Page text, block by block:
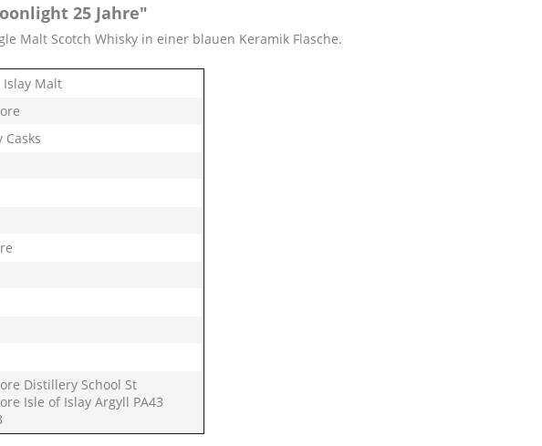
Speyside's Finest
25 Jahre"
Malt Scotch Whisky in einer blauen Keramik Flasche.
Islay Malt
Casks
Distillery School St
Isle of Islay Argyll PA43